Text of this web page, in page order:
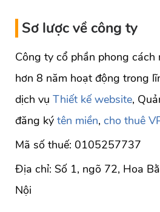
Sơ lược về công ty
Công ty cổ phần phong cách
hơn 8 năm hoạt động trong
dịch vụ Thiết kế website,
đăng ký tên miền, cho thuê
Mã số thuế: 0105257737
Địa chỉ: Số 1, ngõ 72, Hoa
Nội